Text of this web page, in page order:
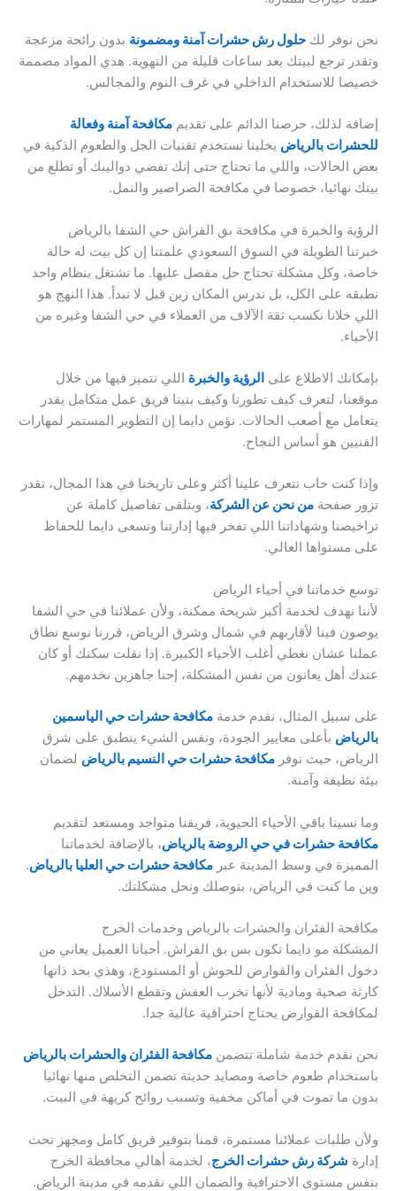
نحن نوفر لك حلول رش حشرات آمنة ومضمونة بدون رائحة مزعجة
وتقدر ترجع لبيتك بعد ساعات قليلة من التهوية. هذي المواد مصممة
خصيصا للاستخدام الداخلي في غرف النوم والمجالس.
إضافة لذلك، حرصنا الدائم على تقديم مكافحة آمنة وفعالة
للحشرات بالرياض يخلينا نستخدم تقنيات الجل والطعوم الذكية في
بعض الحالات، واللي ما تحتاج حتى إنك تفضي دواليبك أو تطلع من
بيتك نهائيا، خصوصا في مكافحة الصراصير والنمل.
الرؤية والخبرة في مكافحة بق الفراش حي الشفا بالرياض
خبرتنا الطويلة في السوق السعودي علمتنا إن كل بيت له حالة
خاصة، وكل مشكلة تحتاج حل مفصل عليها. ما نشتغل بنظام واحد
نطبقه على الكل، بل ندرس المكان زين قبل لا نبدأ. هذا النهج هو
اللي خلانا نكسب ثقة الآلاف من العملاء في حي الشفا وغيره من
الأحياء.
بإمكانك الاطلاع على الرؤية والخبرة اللي نتميز فيها من خلال
موقعنا، لتعرف كيف تطورنا وكيف بنينا فريق عمل متكامل يقدر
يتعامل مع أصعب الحالات. نؤمن دايما إن التطوير المستمر لمهارات
الفنيين هو أساس النجاح.
وإذا كنت حاب تتعرف علينا أكثر وعلى تاريخنا في هذا المجال، تقدر
تزور صفحة من نحن عن الشركة، وبتلقى تفاصيل كاملة عن
تراخيصنا وشهاداتنا اللي تفخر فيها إدارتنا ونسعى دايما للحفاظ
على مستواها العالي.
توسع خدماتنا في أحياء الرياض
لأننا نهدف لخدمة أكبر شريحة ممكنة، ولأن عملائنا في حي الشفا
يوصون فينا لأقاربهم في شمال وشرق الرياض، قررنا نوسع نطاق
عملنا عشان نغطي أغلب الأحياء الكبيرة. إذا نقلت سكنك أو كان
عندك أهل يعانون من نفس المشكلة، إحنا جاهزين نخدمهم.
على سبيل المثال، نقدم خدمة مكافحة حشرات حي الياسمين
بالرياض بأعلى معايير الجودة، ونفس الشيء ينطبق على شرق
الرياض، حيث نوفر مكافحة حشرات حي النسيم بالرياض لضمان
بيئة نظيفة وآمنة.
وما نسينا باقي الأحياء الحيوية، فريقنا متواجد ومستعد لتقديم
مكافحة حشرات في حي الروضة بالرياض، بالإضافة لخدماتنا
المميزة في وسط المدينة عبر مكافحة حشرات حي العليا بالرياض.
وين ما كنت في الرياض، بنوصلك ونحل مشكلتك.
مكافحة الفئران والحشرات بالرياض وخدمات الخرج
المشكلة مو دايما تكون بس بق الفراش. أحيانا العميل يعاني من
دخول الفئران والقوارض للحوش أو المستودع، وهذي بحد ذاتها
كارثة صحية ومادية لأنها تخرب العفش وتقطع الأسلاك. التدخل
لمكافحة القوارض يحتاج احترافية عالية جدا.
نحن نقدم خدمة شاملة تتضمن مكافحة الفئران والحشرات بالرياض
باستخدام طعوم خاصة ومصايد حديثة تضمن التخلص منها نهائيا
بدون ما تموت في أماكن مخفية وتسبب روائح كريهة في البيت.
ولأن طلبات عملائنا مستمرة، قمنا بتوفير فريق كامل ومجهز تحت
إدارة شركة رش حشرات الخرج، لخدمة أهالي محافظة الخرج
بنفس مستوى الاحترافية والضمان اللي نقدمه في مدينة الرياض.